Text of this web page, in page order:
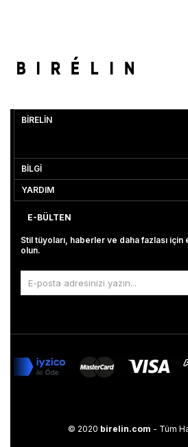
BİRELİN
BİLGİ
YARDIM
E-BÜLTEN
Stil tüyoları, haberler ve daha fazlası
olun.
© 2020 birelin.com - Tüm